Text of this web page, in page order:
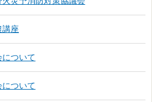
座
ついて
ついて